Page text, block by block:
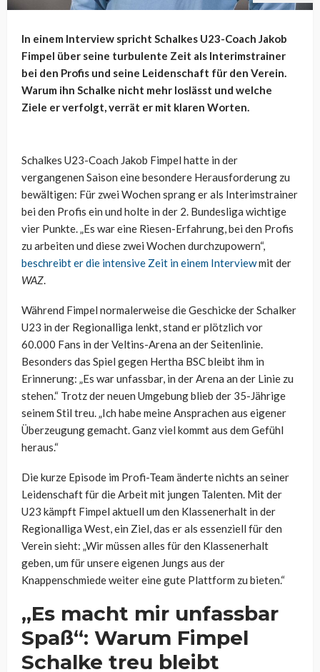
In einem Interview spricht Schalkes U23-Coach Jakob
Fimpel über seine turbulente Zeit als Interimstrainer
bei den Profis und seine Leidenschaft für den Verein.
Warum ihn Schalke nicht mehr loslässt und welche
Ziele er verfolgt, verrät er mit klaren Worten.
Schalkes U23-Coach Jakob Fimpel hatte in der
vergangenen Saison eine besondere Herausforderung zu
bewältigen: Für zwei Wochen sprang er als Interimstrainer
bei den Profis ein und holte in der 2. Bundesliga wichtige
vier Punkte. „Es war eine Riesen-Erfahrung, bei den Profis
zu arbeiten und diese zwei Wochen durchzupowern“,
beschreibt er die intensive Zeit in einem Interviewmit der
WAZ.
Während Fimpel normalerweise die Geschicke der Schalker
U23 in der Regionalliga lenkt, stand er plötzlich vor
60.000 Fans in der Veltins-Arena an der Seitenlinie.
Besonders das Spiel gegen Hertha BSC bleibt ihm in
Erinnerung: „Es war unfassbar, in der Arena an der Linie zu
stehen.“ Trotz der neuen Umgebung blieb der 35-Jährige
seinem Stil treu. „Ich habe meine Ansprachen aus eigener
Überzeugung gemacht. Ganz viel kommt aus dem Gefühl
heraus.“
Die kurze Episode im Profi-Team änderte nichts an seiner
Leidenschaft für die Arbeit mit jungen Talenten. Mit der
U23 kämpft Fimpel aktuell um den Klassenerhalt in der
Regionalliga West, ein Ziel, das er als essenziell für den
Verein sieht: „Wir müssen alles für den Klassenerhalt
geben, um für unsere eigenen Jungs aus der
Knappenschmiede weiter eine gute Plattform zu bieten.“
„Es macht mir unfassbar
Spaß“: Warum Fimpel
Schalke treu bleibt